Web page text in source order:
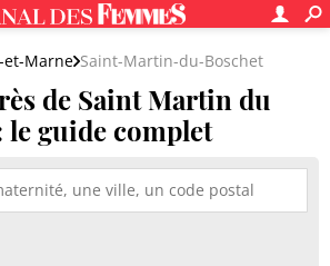
et-Marne Saint-Martin-du-Boschet
de Saint Martin du
le guide complet